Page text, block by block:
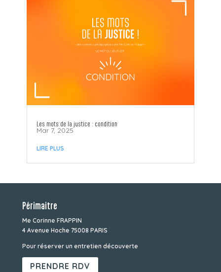
Les mots de la justice : condition
Mar 7, 2025
LIRE PLUS
Périmaitre
Me Corinne FRAPPIN
4 Avenue Hoche 75008 PARIS
Pour réserver un entretien découverte
PRENDRE RDV